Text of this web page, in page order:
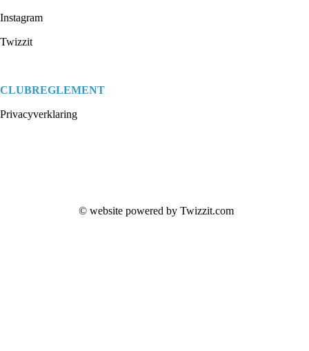
Instagram
Twizzit
CLUBREGLEMENT
Privacyverklaring
© website powered by Twizzit.com